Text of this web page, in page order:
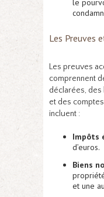
le
Les Preuves
Les preuves
comprennent
déclarées, des
et des
incluent :
Impôts
d’euros.
Biens
et une